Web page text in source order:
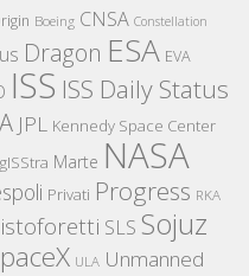
Boeing CNSA Constellation
Dragon ESA EVA
ISS ISS Daily Status
JPL Kennedy Space Center
Marte NASA
Privati Progress RKA
SLS Sojuz
ULA Unmanned